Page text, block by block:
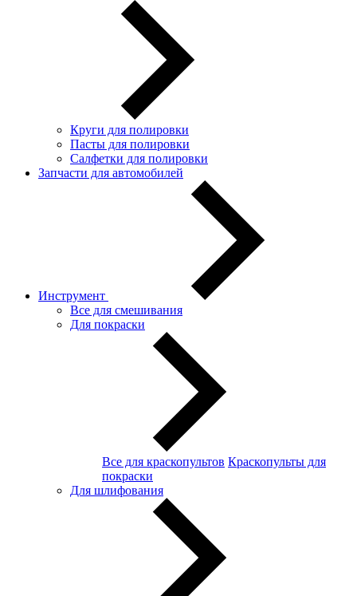
Круги для полировки
Пасты для полировки
Салфетки для полировки
Запчасти для автомобилей
Инструмент
Все для смешивания
Для покраски
Все для краскопультов Краскопульты для
покраски
Для шлифования